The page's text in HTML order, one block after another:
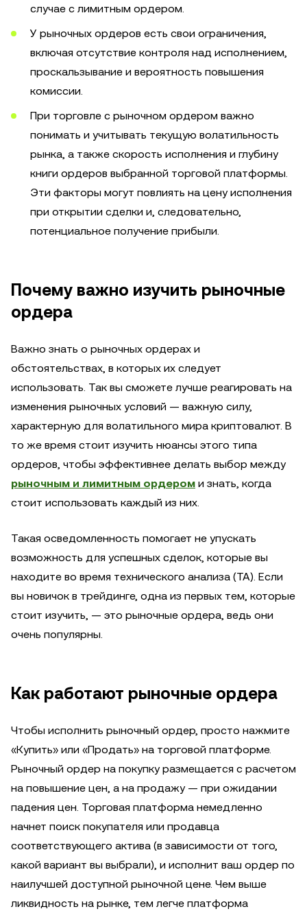
случае с лимитным ордером.
У рыночных ордеров есть свои ограничения,
включая отсутствие контроля над исполнением,
проскальзывание и вероятность повышения
комиссии.
При торговле с рыночном ордером важно
понимать и учитывать текущую волатильность
рынка, а также скорость исполнения и глубину
книги ордеров выбранной торговой платформы.
Эти факторы могут повлиять на цену исполнения
при открытии сделки и, следовательно,
потенциальное получение прибыли.
Почему важно изучить рыночные
ордера
Важно знать о рыночных ордерах и
обстоятельствах, в которых их следует
использовать. Так вы сможете лучше реагировать на
изменения рыночных условий — важную силу,
характерную для волатильного мира криптовалют. В
то же время стоит изучить нюансы этого типа
ордеров, чтобы эффективнее делать выбор между
рыночным и лимитным ордером и знать, когда
стоит использовать каждый из них.
Такая осведомленность помогает не упускать
возможность для успешных сделок, которые вы
находите во время технического анализа (TA). Если
вы новичок в трейдинге, одна из первых тем, которые
стоит изучить, — это рыночные ордера, ведь они
очень популярны.
Как работают рыночные ордера
Чтобы исполнить рыночный ордер, просто нажмите
«Купить» или «Продать» на торговой платформе.
Рыночный ордер на покупку размещается с расчетом
на повышение цен, а на продажу — при ожидании
падения цен. Торговая платформа немедленно
начнет поиск покупателя или продавца
соответствующего актива (в зависимости от того,
какой вариант вы выбрали), и исполнит ваш ордер по
наилучшей доступной рыночной цене. Чем выше
ликвидность на рынке, тем легче платформа